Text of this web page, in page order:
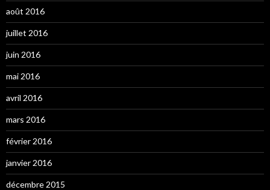
août 2016
juillet 2016
juin 2016
mai 2016
avril 2016
mars 2016
février 2016
janvier 2016
décembre 2015